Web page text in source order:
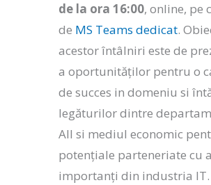
de la ora 16:00, online, pe
de MS Teams dedicat.
acestor întâlniri este de
a oportunităților pentru o
de succes in domeniu si
legăturilor dintre
AII si mediul economic
potențiale parteneriate cu
importanți din industria IT.